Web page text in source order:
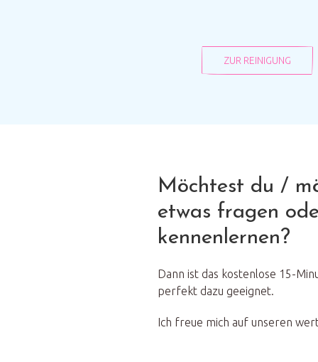
ZUR REINIGUNG
Möchtest du /
etwas fragen
kennenlernen?
Dann ist das kostenlose 15-
perfekt dazu geeignet.
Ich freue mich auf unseren